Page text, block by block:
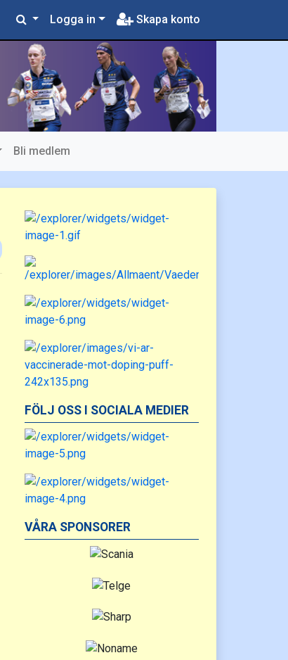
Logga in Skapa konto
Bli medlem
FÖLJ OSS I SOCIALA MEDIER
VÅRA SPONSORER